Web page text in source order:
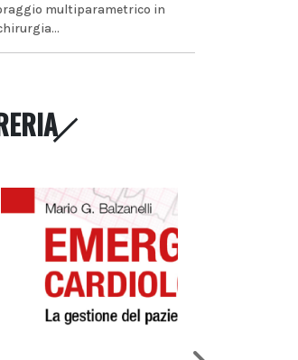
multiparametrico in